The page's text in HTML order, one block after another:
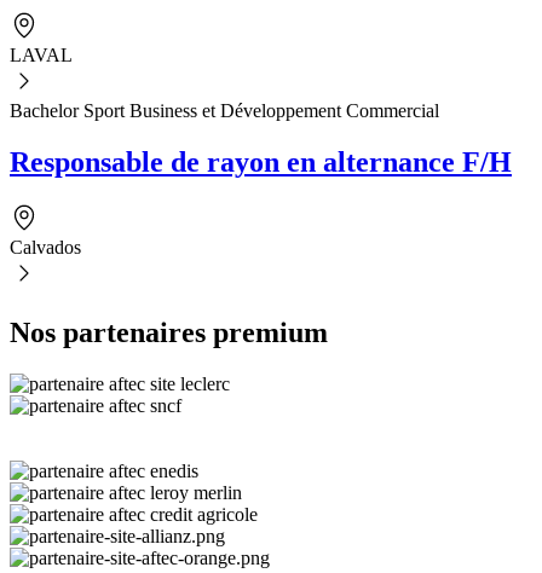
LAVAL
Bachelor Sport Business et Développement Commercial
Responsable de rayon en alternance F/H
Calvados
Nos partenaires premium